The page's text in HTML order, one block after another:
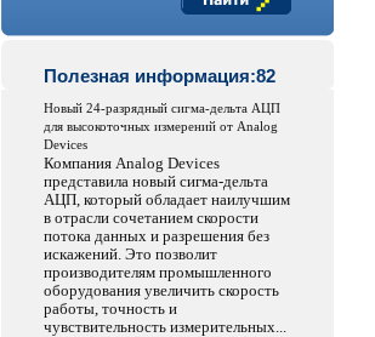
Полезная информация:82
Новый 24-разрядный сигма-дельта АЦП
для высокоточных измерений от Analog
Devices
Компания Analog Devices
представила новый сигма-дельта
АЦП, который обладает наилучшим
в отрасли сочетанием скорости
потока данных и разрешения без
искажений. Это позволит
производителям промышленного
оборудования увеличить скорость
работы, точность и
чувствительность измерительных...